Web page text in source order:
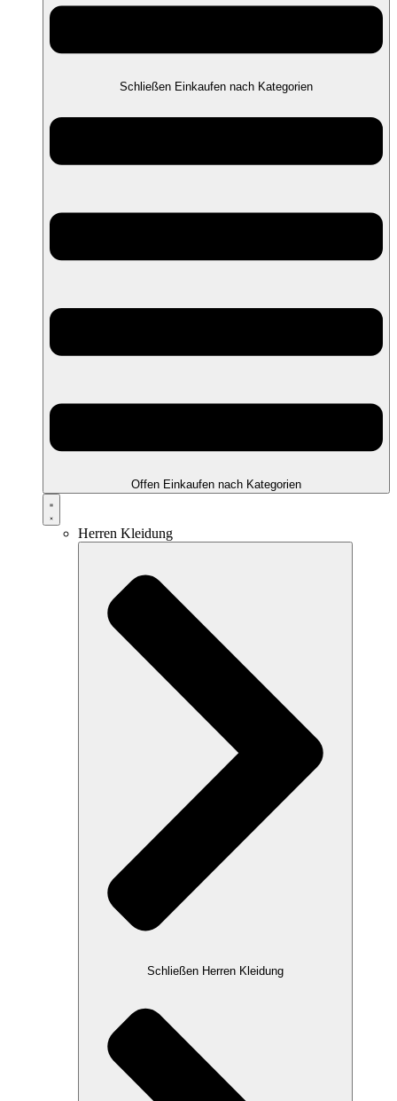
Schließen Einkaufen nach Kategorien
Offen Einkaufen nach Kategorien
Herren Kleidung
Schließen Herren Kleidung